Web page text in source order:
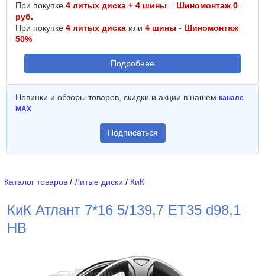
При покупке 4 литых диска + 4 шины = Шиномонтаж 0
руб.
При покупке 4 литых диска или 4 шины - Шиномонтаж
50%
Подробнее
Новинки и обзоры товаров, скидки и акции в нашем канале
MAX
Подписаться
Каталог товаров / Литые диски / КиК
КиК Атлант 7*16 5/139,7 ET35 d98,1
HB